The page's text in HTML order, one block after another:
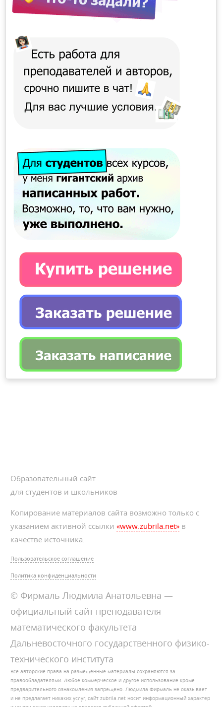
Образовательный сайт
для студентов и школьников
Копирование материалов сайта возможно только с
указанием активной ссылки«www.zubrila.net» в
качестве источника.
Пользовательское соглашение
Политика конфиденциальности
© Фирмаль Людмила Анатольевна —
официальный сайт преподавателя
математического факультета
Дальневосточного государственного физико-
технического института
Все авторские права на размещённые материалы сохраняются за
правообладателями. Любое коммерческое и другое использование кроме
предварительного ознакомления запрещено. Людмила Фирмаль не оказывает
и не предлагает никаких услуг, сайт zubrila.net носит информационный характер